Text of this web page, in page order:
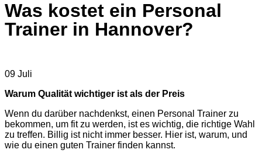
Was kostet ein Personal
Trainer in Hannover?
09 Juli
Warum Qualität wichtiger ist als der Preis
Wenn du darüber nachdenkst, einen Personal Trainer zu
bekommen, um fit zu werden, ist es wichtig, die richtige Wahl
zu treffen. Billig ist nicht immer besser. Hier ist, warum, und
wie du einen guten Trainer finden kannst.